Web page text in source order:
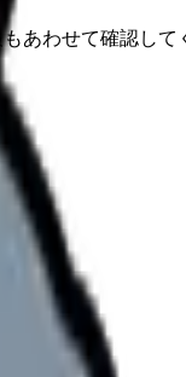
あわせて確認して